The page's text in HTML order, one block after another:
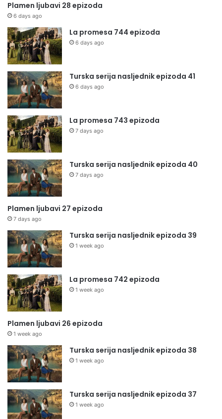
Plamen ljubavi 28 epizoda
6 days ago
La promesa 744 epizoda
6 days ago
Turska serija nasljednik epizoda 41
6 days ago
La promesa 743 epizoda
7 days ago
Turska serija nasljednik epizoda 40
7 days ago
Plamen ljubavi 27 epizoda
7 days ago
Turska serija nasljednik epizoda 39
1 week ago
La promesa 742 epizoda
1 week ago
Plamen ljubavi 26 epizoda
1 week ago
Turska serija nasljednik epizoda 38
1 week ago
Turska serija nasljednik epizoda 37
1 week ago